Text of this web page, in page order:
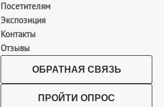
Посетителям
Экспозиция
Контакты
Отзывы
ОБРАТНАЯ СВЯЗЬ
ПРОЙТИ ОПРОС